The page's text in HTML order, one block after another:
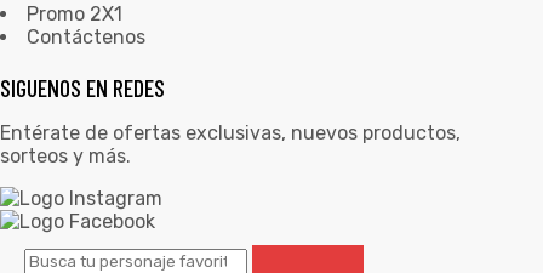
Promo 2X1
Contáctenos
SIGUENOS EN REDES
Entérate de ofertas exclusivas, nuevos productos,
sorteos y más.